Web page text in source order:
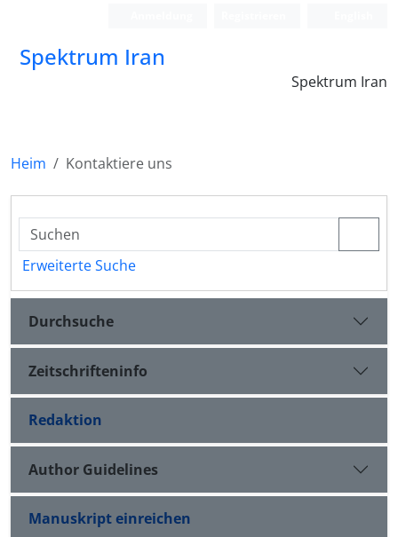
Spektrum Iran
Spektrum Iran
Heim Kontaktiere uns
Erweiterte Suche
Durchsuche
Zeitschrifteninfo
Redaktion
Author Guidelines
Manuskript einreichen